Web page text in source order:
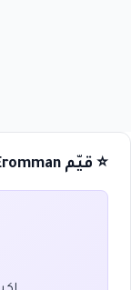
⭐ قيّم Eromman | سوق رمان